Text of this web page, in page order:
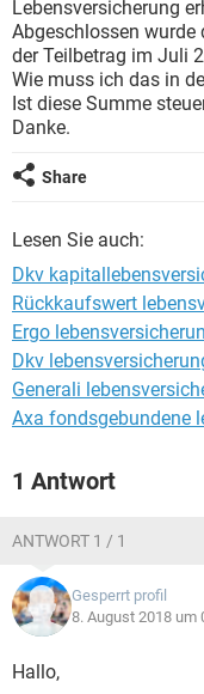
Lebensversicherung
Abgeschlossen wurde
der Teilbetrag im Juli
Wie muss ich das in
Ist diese Summe
Danke.
Share
Lesen Sie auch:
Dkv
Rückkaufswert
Ergo
Dkv
Generali
Axa fondsgebundene
1 Antwort
ANTWORT 1 / 1
Gesperrt profil
8. August 2018 um
Hallo,